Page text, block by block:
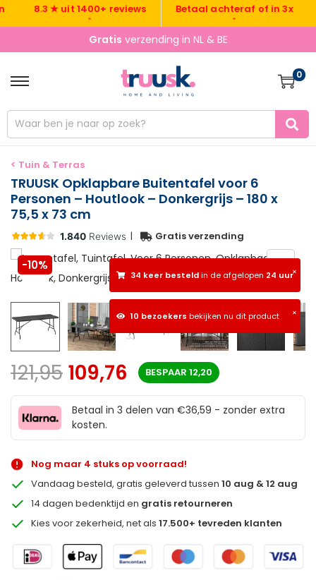
8.3 ★ uit 1400+ reviews Betaal achteraf of in 3x
Gratis verzending in NL & BE
0
< Tuin & Terras
TRUUSK Opklapbare Buitentafel voor 6
Personen – Houtlook – Donkergrijs – 180 x
75,5 x 73 cm
| Gratis verzending
×
34 keer besteldin de afgelopen 24 uur
×
10 bezoekers bekijken nu dit product
-10%
121,95 109,76 BESPAAR 12,20
Betaal in 3 delen van €36,59 - zonder extra
kosten.
Nog maar 4 stuks op voorraad!
Vandaag besteld, gratis geleverd tussen10 aug & 12 aug
14 dagen bedenktijd en gratis retourneren
Kies voor zekerheid, net als17.500+ tevreden klanten